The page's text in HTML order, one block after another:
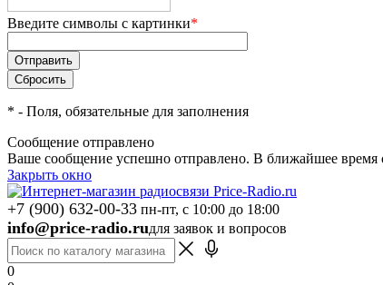
Введите символы с картинки*
* - Поля, обязательные для заполнения
Сообщение отправлено
Ваше сообщение успешно отправлено. В ближайшее время
Закрыть окно
+7 (900) 632-00-33 пн-пт, с 10:00 до 18:00
info@price-radio.ruдля заявок и вопросов
0